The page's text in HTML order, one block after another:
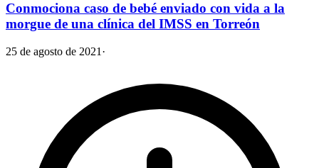
Conmociona caso de bebé enviado con vida a la
morgue de una clínica del IMSS en Torreón
25 de agosto de 2021 ·